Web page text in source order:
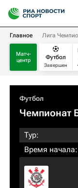
Главное Лига
Матч-
центр
Футбол
Завершен
Футбол
Чемпионат
Тур:
Время начала: